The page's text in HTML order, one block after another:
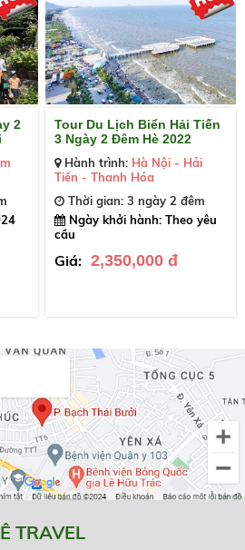
2
Tour Du Lịch Biển Hải Tiến
3 Ngày 2 Đêm Hè 2022
Hành trình: Hà Nội - Hải
Tiến - Thanh Hóa
Thời gian: 3 ngày 2 đêm
Ngày khởi hành: Theo yêu
cầu
Giá: 2,350,000 đ
TRAVEL